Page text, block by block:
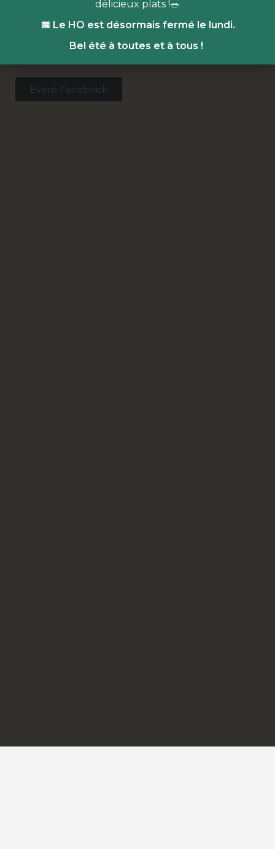
street food japonaise
Le Falaf :le talent n’a pas de frontière
le muffin anglais à la french
Event Facebook
délicieux plats !🥗
📅 Le HO est désormais fermé le lundi.
Bel été à toutes et à tous !